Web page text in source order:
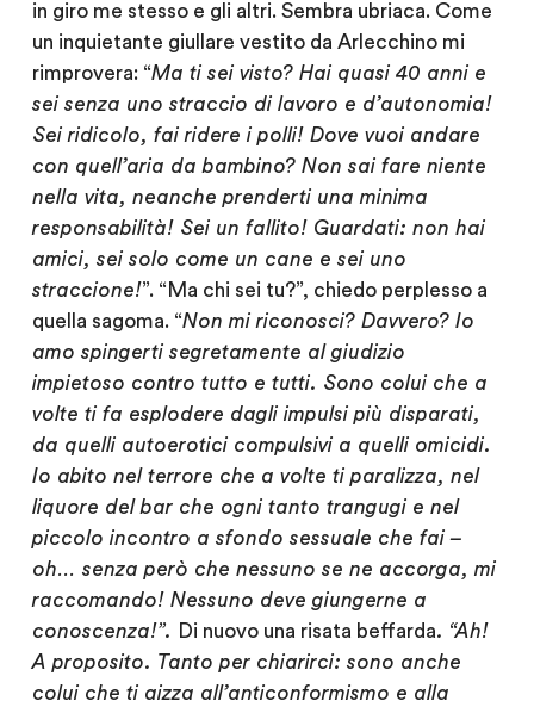
in giro me stesso e gli altri. Sembra ubriaca. Come
un inquietante giullare vestito da Arlecchino mi
rimprovera: “Ma ti sei visto? Hai quasi 40 anni e
sei senza uno straccio di lavoro e d’autonomia!
Sei ridicolo, fai ridere i polli! Dove vuoi andare
con quell’aria da bambino? Non sai fare niente
nella vita, neanche prenderti una minima
responsabilità! Sei un fallito! Guardati: non hai
amici, sei solo come un cane e sei uno
straccione!”. “Ma chi sei tu?”, chiedo perplesso a
quella sagoma. “Non mi riconosci? Davvero? Io
amo spingerti segretamente al giudizio
impietoso contro tutto e tutti. Sono colui che a
volte ti fa esplodere dagli impulsi più disparati,
da quelli autoerotici compulsivi a quelli omicidi.
Io abito nel terrore che a volte ti paralizza, nel
liquore del bar che ogni tanto trangugi e nel
piccolo incontro a sfondo sessuale che fai –
oh… senza però che nessuno se ne accorga, mi
raccomando! Nessuno deve giungerne a
conoscenza!”. Di nuovo una risata beffarda. “Ah!
A proposito. Tanto per chiarirci: sono anche
colui che ti aizza all’anticonformismo e alla